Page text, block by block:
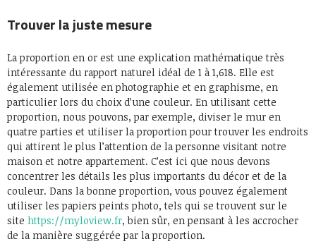
Trouver la juste mesure
La proportion en or est une explication mathématique très
intéressante du rapport naturel idéal de 1 à 1,618. Elle est
également utilisée en photographie et en graphisme, en
particulier lors du choix d’une couleur. En utilisant cette
proportion, nous pouvons, par exemple, diviser le mur en
quatre parties et utiliser la proportion pour trouver les endroits
qui attirent le plus l’attention de la personne visitant notre
maison et notre appartement. C’est ici que nous devons
concentrer les détails les plus importants du décor et de la
couleur. Dans la bonne proportion, vous pouvez également
utiliser les papiers peints photo, tels qui se trouvent sur le
site https://myloview.fr, bien sûr, en pensant à les accrocher
de la manière suggérée par la proportion.